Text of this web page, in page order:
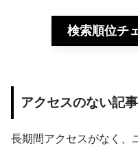
検索順位チ
アクセスのない記
長期間アクセスがなく、